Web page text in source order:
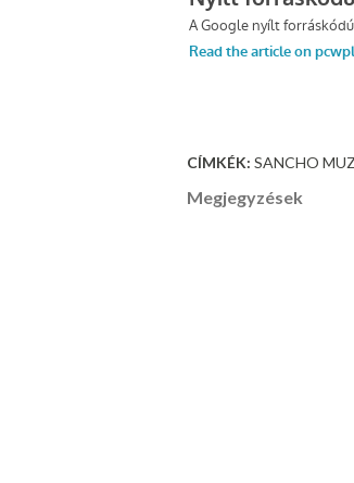
CÍMKÉK: SANCHO
Megjegyzések